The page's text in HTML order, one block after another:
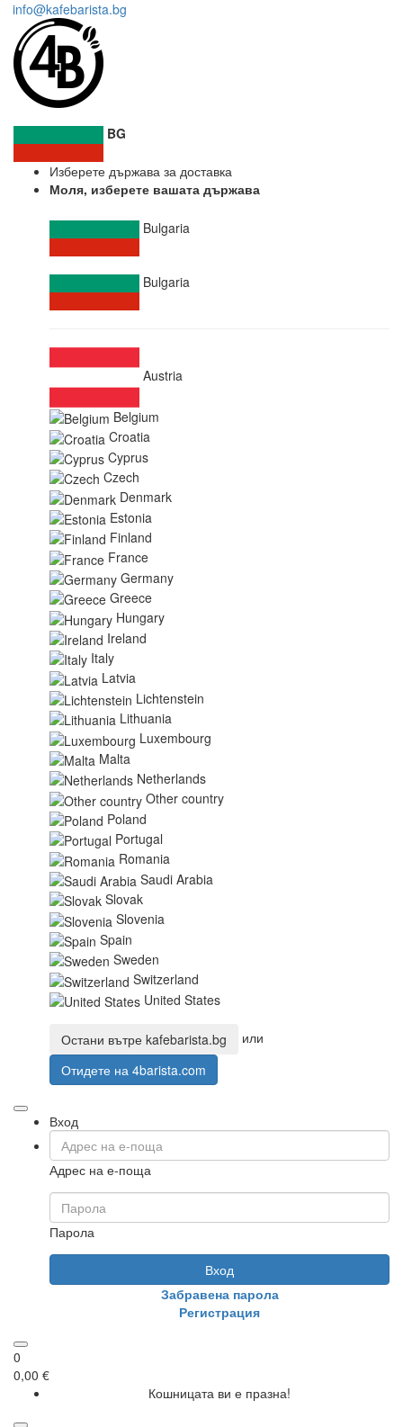
info@kafebarista.bg
BG
Изберете държава за доставка
Моля, изберете вашата държава
Bulgaria
Bulgaria
Austria
Belgium
Croatia
Cyprus
Czech
Denmark
Estonia
Finland
France
Germany
Greece
Hungary
Ireland
Italy
Latvia
Lichtenstein
Lithuania
Luxembourg
Malta
Netherlands
Other country
Poland
Portugal
Romania
Saudi Arabia
Slovak
Slovenia
Spain
Sweden
Switzerland
United States
Остани вътре kafebarista.bg
или
Отидете на 4barista.com
Вход
Адрес на е-поща
Парола
Вход
Забравена парола
Регистрация
0
0,00 €
Кошницата ви е празна!